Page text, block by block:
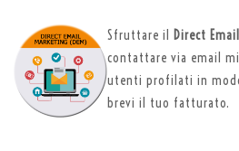
Sfruttare il Direct
contattare via email
utenti profilati in
brevi il tuo fatturato.